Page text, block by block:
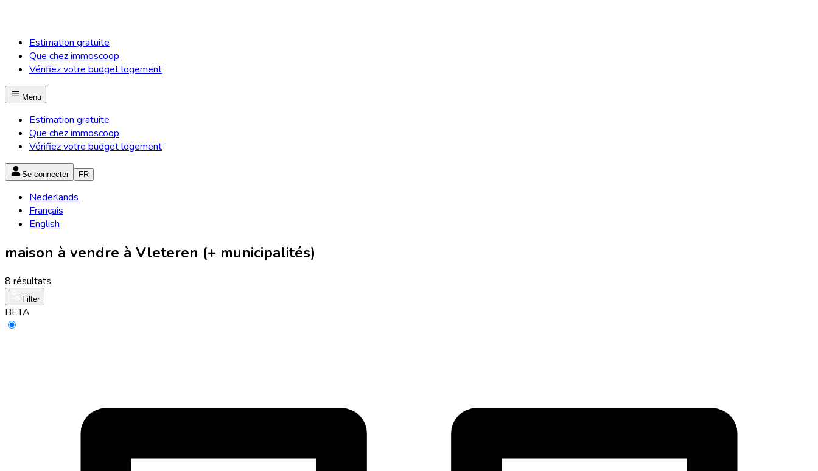
Estimation gratuite
Que chez immoscoop
Vérifiez votre budget logement
Menu
Estimation gratuite
Que chez immoscoop
Vérifiez votre budget logement
Se connecter FR
Nederlands
Français
English
maison à vendre à Vleteren (+ municipalités)
8 résultats
Filter
BETA